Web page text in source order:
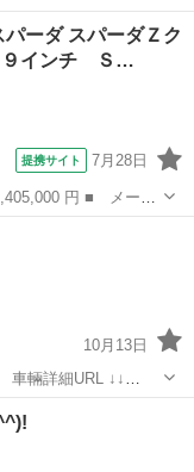
ーダ スパーダＺク
インチ Ｓ…
提携サイト 7月28日
パーダ ■ グレード
ンチ ＳＤナビ／フ
10月13日